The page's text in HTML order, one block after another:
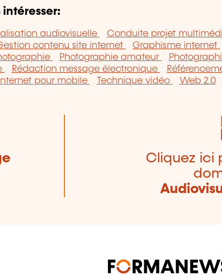
intéresser:
audiovisuelle Conduite projet
contenu site internet Graphisme internet
Photographie amateur
Rédaction message électronique
pour mobile Technique vidéo Web 2.0
Cliquez ici